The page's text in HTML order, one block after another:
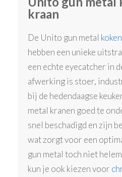
kraan
De Unito gun metal
hebben een unieke
een echte eyecatcher in
afwerking is stoer,
bij de hedendaagse
metal kranen goed te
snel beschadigd en zijn
wat zorgt voor een
gun metal toch niet
kun je ook kiezen voor